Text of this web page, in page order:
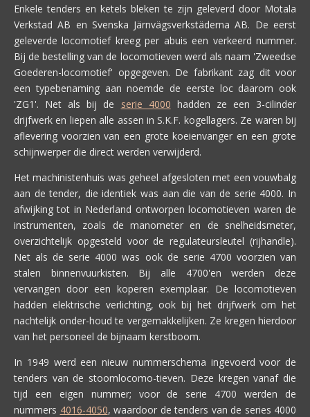
Enkele tenders en ketels bleken te zijn geleverd door Motala
Verkstad AB en Svenska Järnvägsverkstäderna AB. De eerst
geleverde locomotief kreeg per abuis een verkeerd nummer.
Bij de bestelling van de locomotieven werd als naam 'Zweedse
Goederen-locomotief' opgegeven. De fabrikant zag dit voor
een typebenaming aan noemde de eerste loc daarom ook
'ZG1'. Net als bij de serie 4000 hadden ze een 3-cilinder
drijfwerk en liepen alle assen in S.K.F. kogellagers. Ze waren bij
aflevering voorzien van een grote koeienvanger en een grote
schijnwerper die direct werden verwijderd.
Het machinistenhuis was geheel afgesloten met een vouwbalg
aan de tender, die identiek was aan die van de serie 4000. In
afwijking tot in Nederland ontworpen locomotieven waren de
instrumenten, zoals de manometer en de snelheidsmeter,
overzichtelijk opgesteld voor de regulateursleutel (rijhandle).
Net als de serie 4000 was ook de serie 4700 voorzien van
stalen binnenvuurkisten. Bij alle 4700'en werden deze
vervangen door een koperen exemplaar. De locomotieven
hadden elektrische verlichting, ook bij het drijfwerk om het
nachtelijk onder-houd te vergemakkelijken. Ze kregen hierdoor
van het personeel de bijnaam kerstboom.
In 1949 werd een nieuw nummerschema ingevoerd voor de
tenders van de stoomlocomo-tieven. Deze kregen vanaf die
tijd een eigen nummer; voor de serie 4700 werden de
nummers 4016-4050, waardoor de tenders van de series 4000